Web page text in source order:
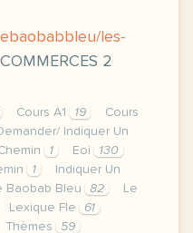
les-
2
Cours A1 19
Cours
Indiquer Un
1 Eoi
130
1
Indiquer Un
Baobab Bleu 82
Le
Lexique Fle
61
Thèmes
59